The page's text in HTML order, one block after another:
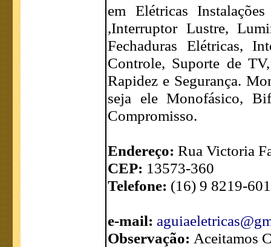
em Elétricas
,Interruptor Lustre,
Fechaduras Elétricas,
Controle, Suporte de
Rapidez e Segurança.
seja ele Monofásico,
Compromisso.
Endereço: Rua Victoria
CEP: 13573-360
Telefone: (16) 9 8219-
e-mail:
Observação: Aceitamos